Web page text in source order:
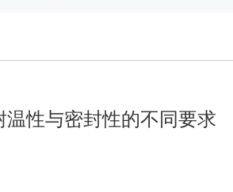
性与密封性的不同要求